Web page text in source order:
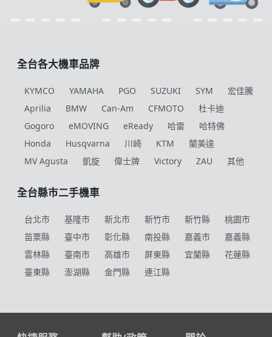
全台各大機車品牌
KYMCO YAMAHA PGO SUZUKI SYM
宏佳騰
Aprilia
BMW Can-Am CFMOTO
杜卡迪
Gogoro
eMOVING eReady 哈雷
哈特佛
Honda
Husqvarna 川崎 KTM
蘭美達
MV Agusta
凱旋 偉士牌 Victory ZAU 其他
全台縣市二手機車
台北市 基隆市 新北市 新竹市 新竹縣
桃園市
苗栗縣
臺中市 彰化縣 南投縣 嘉義市
嘉義縣
雲林縣
臺南市 高雄市 屏東縣 宜蘭縣
花蓮縣
臺東縣
澎湖縣 金門縣 連江縣